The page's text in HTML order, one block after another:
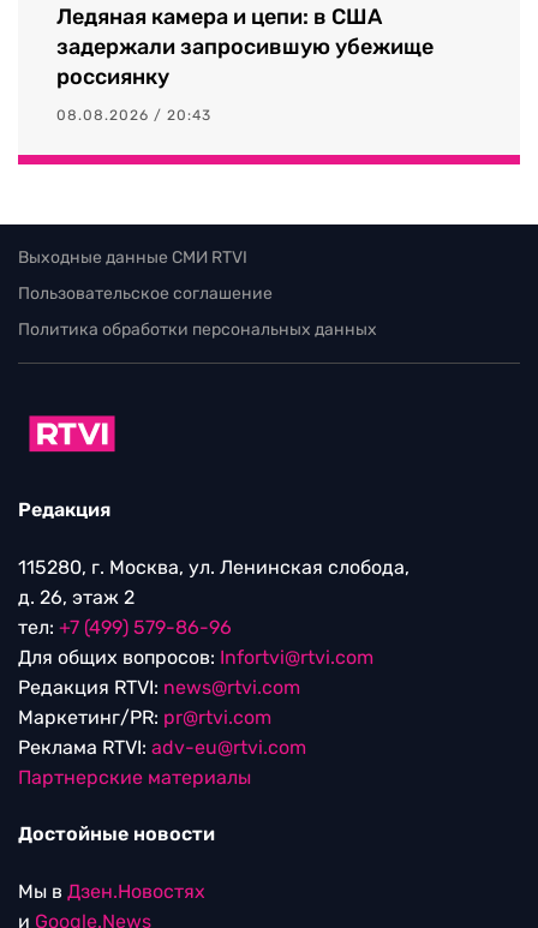
Ледяная камера и цепи: в США
задержали запросившую убежище
россиянку
08.08.2026 / 20:43
Выходные данные СМИ RTVI
Пользовательское соглашение
Политика обработки персональных данных
Редакция
115280, г. Москва, ул. Ленинская слобода,
д. 26, этаж 2
тел: +7 (499) 579-86-96
Для общих вопросов: Infortvi@rtvi.com
Редакция RTVI: news@rtvi.com
Маркетинг/PR: pr@rtvi.com
Реклама RTVI: adv-eu@rtvi.com
Партнерские материалы
Достойные новости
Мы в Дзен.Новостях
и Google.News